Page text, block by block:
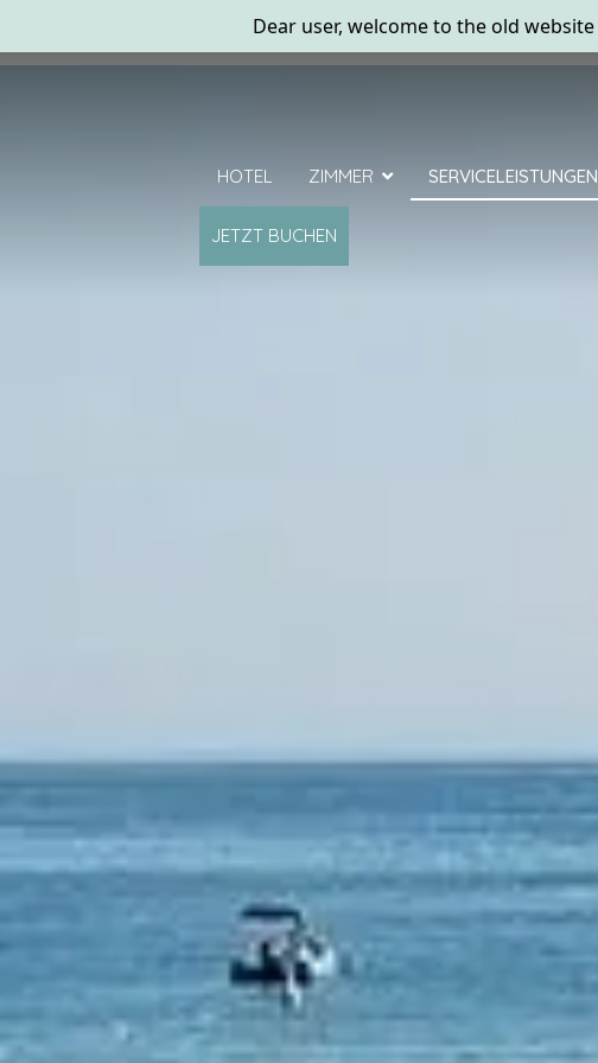
HOTEL ZIMMER SERVICELEISTUNGEN
JETZT BUCHEN